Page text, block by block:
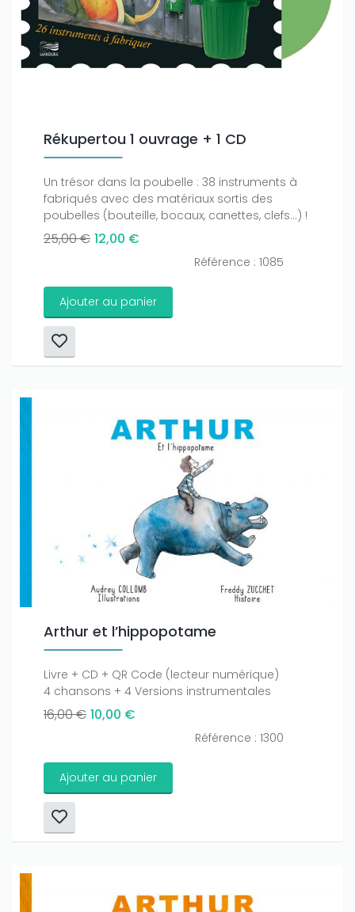
Rékupertou 1 ouvrage + 1 CD
Un trésor dans la poubelle : 38 instruments à
fabriqués avec des matériaux sortis des
poubelles (bouteille, bocaux, canettes, clefs...) !
25,00 € 12,00 €
Référence : 1085
Ajouter au panier
Arthur et l’hippopotame
Livre + CD + QR Code (lecteur numérique)
4 chansons + 4 Versions instrumentales
16,00 € 10,00 €
Référence : 1300
Ajouter au panier